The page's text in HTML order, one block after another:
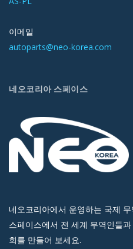
이메일
autoparts@neo-korea.com
네오코리아 스페이스
네오코리아에서 운영하는 국제
스페이스에서 전 세계 무역인들
회를 만들어 보세요.